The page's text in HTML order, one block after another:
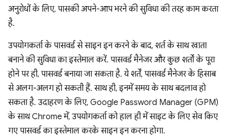
अनुरोधों के लिए, पासकी अपने-आप भरने की सुविधा की तरह काम करता
है.
उपयोगकर्ता के पासवर्ड से साइन इन करने के बाद, शर्त के साथ खाता
बनाने की सुविधा का इस्तेमाल करें. पासवर्ड मैनेजर और कुछ शर्तों के पूरा
होने पर ही, पासवर्ड बनाया जा सकता है. ये शर्तें, पासवर्ड मैनेजर के हिसाब
से अलग-अलग हो सकती हैं. साथ ही, इनमें समय के साथ बदलाव हो
सकता है. उदाहरण के लिए, Google Password Manager (GPM)
के साथ Chrome में, उपयोगकर्ता को हाल ही में साइट के लिए सेव किए
गए पासवर्ड का इस्तेमाल करके साइन इन करना होगा.